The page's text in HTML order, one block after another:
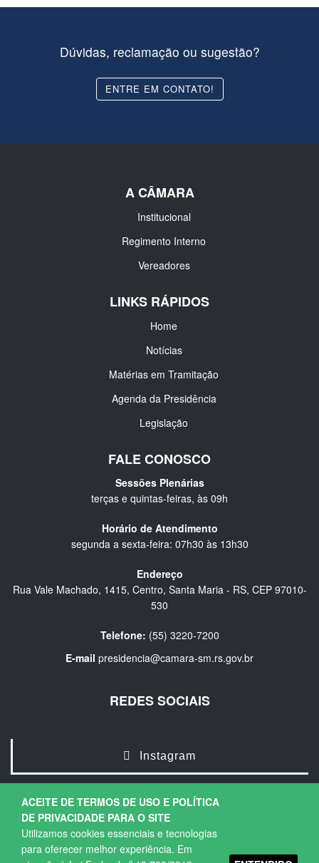
ACEITE DE TERMOS DE USO E POLÍTICA
DE PRIVACIDADE PARA O SITE
Utilizamos cookies essenciais e tecnologias
para oferecer melhor experiência. Em
Dúvidas, reclamação ou sugestão?
ENTRE EM CONTATO!
A CÂMARA
Institucional
Regimento Interno
Vereadores
LINKS RÁPIDOS
Home
Notícias
Matérias em Tramitação
Agenda da Presidência
Legislação
FALE CONOSCO
Sessões Plenárias
terças e quintas-feiras, às 09h
Horário de Atendimento
segunda a sexta-feira: 07h30 às 13h30
Endereço
Rua Vale Machado, 1415, Centro, Santa Maria - RS, CEP 97010-
530
Telefone: (55) 3220-7200
E-mail presidencia@camara-sm.rs.gov.br
REDES SOCIAIS
Instagram